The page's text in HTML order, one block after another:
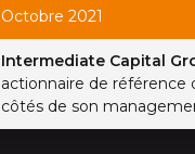
Octobre 2021
Intermediate Capital
actionnaire de référence
côtés de son